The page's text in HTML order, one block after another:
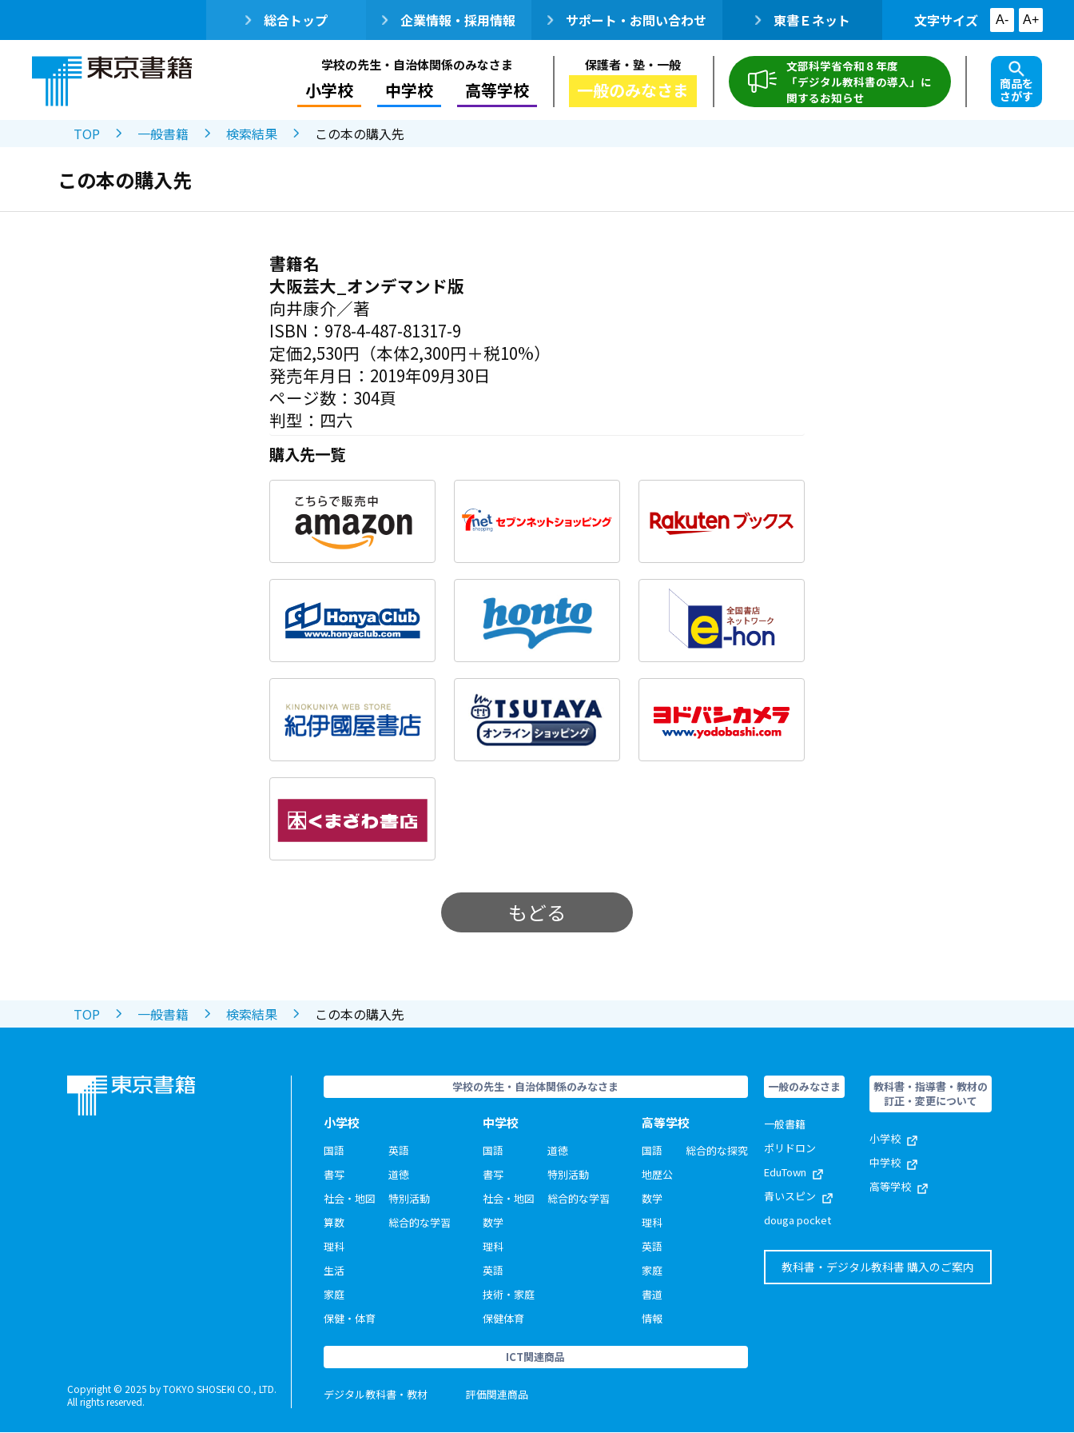
総合トップ 企業情報・採用情報 サポート・お問い合わせ 東書Ｅネット 文字サイズ A- A+
学校の先生・自治体関係のみなさま
小学校 中学校 高等学校
保護者・塾・一般
一般のみなさま
文部科学省令和８年度
「デジタル教科書の導入」に
関するお知らせ
商品を
さがす
TOP 一般書籍 検索結果 この本の購入先
この本の購入先
書籍名
大阪芸大_オンデマンド版
向井康介／著
ISBN：978-4-487-81317-9
定価2,530円（本体2,300円＋税10%）
発売年月日：2019年09月30日
ページ数：304頁
判型：四六
購入先一覧
もどる
TOP 一般書籍 検索結果 この本の購入先
Copyright © 2025 by TOKYO SHOSEKI CO., LTD.
All rights reserved.
学校の先生・自治体関係のみなさま
小学校
国語
書写
社会・地図
算数
理科
生活
家庭
保健・体育
英語
道徳
特別活動
総合的な学習
中学校
国語
書写
社会・地図
数学
理科
英語
技術・家庭
保健体育
道徳
特別活動
総合的な学習
高等学校
国語
地歴公
数学
理科
英語
家庭
書道
情報
総合的な探究
ICT関連商品
デジタル教科書・教材 評価関連商品
一般のみなさま
一般書籍
ポリドロン
EduTown
青いスピン
douga pocket
教科書・指導書・教材の
訂正・変更について
小学校
中学校
高等学校
教科書・デジタル教科書 購入のご案内